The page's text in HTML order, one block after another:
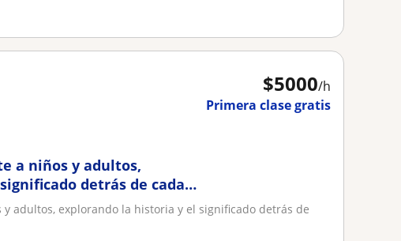
$5000/h
Primera clase gratis
a niños y adultos,
detrás de cada
adultos, explorando la historia y el significado detrás de